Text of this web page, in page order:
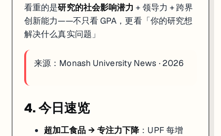
看重的是研究的社会影响潜力 + 领导力 + 跨界
创新能力——不只看 GPA，更看「你的研究想
解决什么真实问题」
来源： Monash University News · 2026
4. 今日速览
超加工食品 → 专注力下降：UPF 每增